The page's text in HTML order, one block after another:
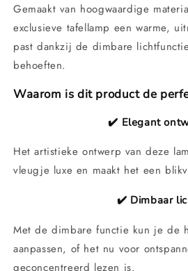
Gemaakt van hoogwaardige
exclusieve tafellamp een warme,
past dankzij de dimbare
behoeften.
Waarom is dit product de
✔️ Elegant
Het artistieke ontwerp van deze
vleugje luxe en maakt het een
✔️ Dimbaar
Met de dimbare functie kun je de
aanpassen, of het nu voor
geconcentreerd lezen is.